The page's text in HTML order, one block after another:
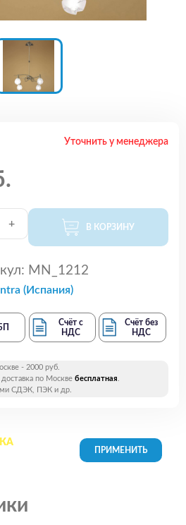
Уточнить у менеджера
+ В КОРЗИНУ
MN_1212
(Испания)
Счёт с
НДС
Счёт без
НДС
- 2000 руб.
по Москве бесплатная.
СДЭК, ПЭК и др.
на все